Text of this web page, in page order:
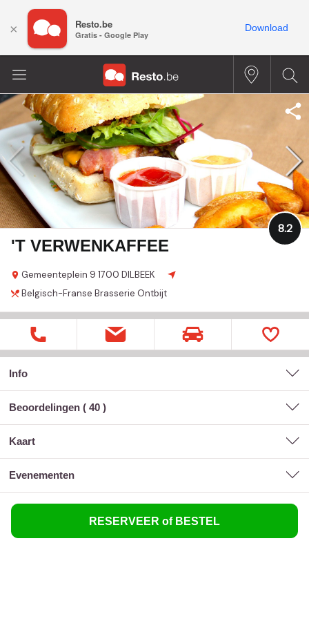
'T VERWENKAFFEE
Gemeenteplein 9 1700 DILBEEK
8.2
Belgisch-Franse Brasserie Ontbijt
Info
Beoordelingen ( 40 )
kaart
evenementen
RESERVEER of BESTEL
× Resto.be
Gratis - Google Play
Download